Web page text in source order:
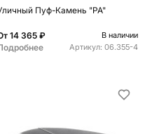
Пуф-Камень "РА"
14 365 ₽ В наличии
Артикул: 06.355-4